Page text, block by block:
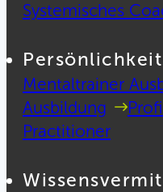
Systemisches
Mentaltrainer
Ausbildung
Practitioner